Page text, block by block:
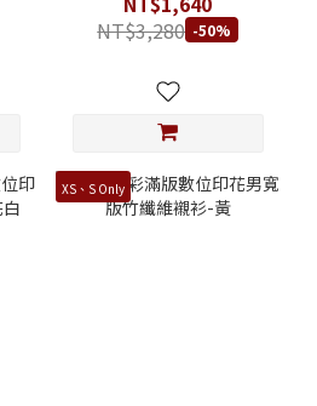
NT$3,280 -50%
XS、S Only